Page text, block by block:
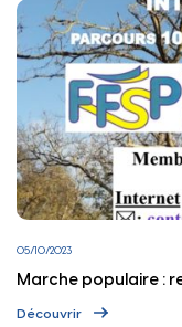
05/10/2023
Marche populaire :
Découvrir